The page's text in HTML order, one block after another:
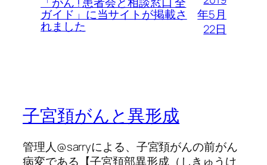
ガイド」に当サイトが掲載さ
れました
年5月
22日
子宮頚がんと異形成
管理人@sarryによる、子宮頚がんの前がん
病変である【子宮頚部異形成（しきゅうけ